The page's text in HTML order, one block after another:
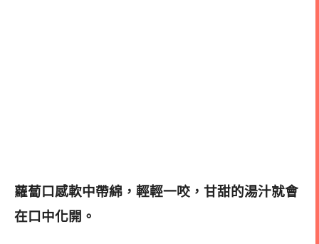
蘿蔔口感軟中帶綿，輕輕一咬，甘甜的湯汁就會
在口中化開 。